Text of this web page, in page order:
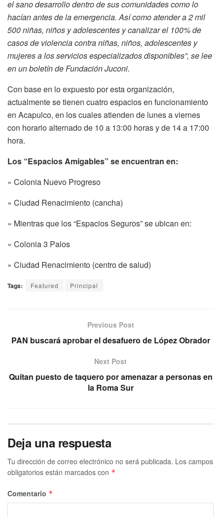
el sano desarrollo dentro de sus comunidades como lo
hacían antes de la emergencia. Así como atender a 2 mil
500 niñas, niños y adolescentes y canalizar el 100% de
casos de violencia contra niñas, niños, adolescentes y
mujeres a los servicios especializados disponibles”, se lee
en un boletín de Fundación Juconi.
Con base en lo expuesto por esta organización,
actualmente se tienen cuatro espacios en funcionamiento
en Acapulco, en los cuales atienden de lunes a viernes
con horario alternado de 10 a 13:00 horas y de 14 a 17:00
hora.
Los “Espacios Amigables” se encuentran en:
» Colonia Nuevo Progreso
» Ciudad Renacimiento (cancha)
» Mientras que los “Espacios Seguros” se ubican en:
» Colonia 3 Palos
» Ciudad Renacimiento (centro de salud)
Tags: Featured Principal
Previous Post
PAN buscará aprobar el desafuero de López Obrador
Next Post
Quitan puesto de taquero por amenazar a personas en
la Roma Sur
Deja una respuesta
Tu dirección de correo electrónico no será publicada. Los campos
obligatorios están marcados con *
Comentario *